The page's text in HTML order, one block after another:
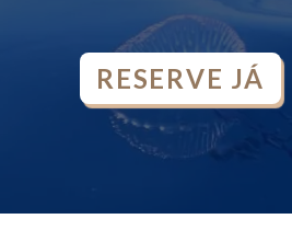
RESERVE JÁ
CHATY